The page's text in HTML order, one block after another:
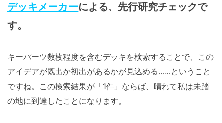
デッキメーカーによる、先行研究チェックで
す。
キーパーツ数枚程度を含むデッキを検索することで、この
アイデアが既出か初出があるかが見込める……ということ
ですね。この検索結果が「1件」ならば、晴れて私は未踏
の地に到達したことになります。